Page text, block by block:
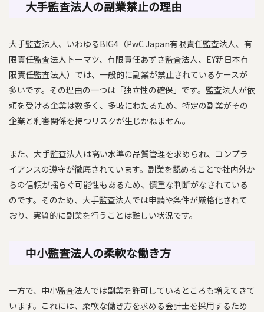
大手監査法人の副業禁止の理由
大手監査法人、いわゆるBIG4（PwC Japan有限責任監査法人、有
限責任監査法人トーマツ、有限責任あずさ監査法人、EY新日本有
限責任監査法人）では、一般的に副業が禁止されているケースが
多いです。その理由の一つは「独立性の確保」です。監査法人が依
頼を受ける企業は数多く、多岐にわたるため、特定の副業がその
企業と利害関係を持つリスクが生じかねません。
また、大手監査法人は高い水準の品質管理を求められ、コンプラ
イアンスの遵守が徹底されています。副業を認めることで社内外か
らの信頼が揺らぐ可能性もあるため、慎重な判断がなされている
のです。そのため、大手監査法人では申請や条件が厳格化されて
おり、実質的に副業を行うことは難しい状況です。
中小監査法人の柔軟な働き方
一方で、中小監査法人では副業を許可しているところも増えてきて
います。これには、柔軟な働き方を求める会計士を採用するため